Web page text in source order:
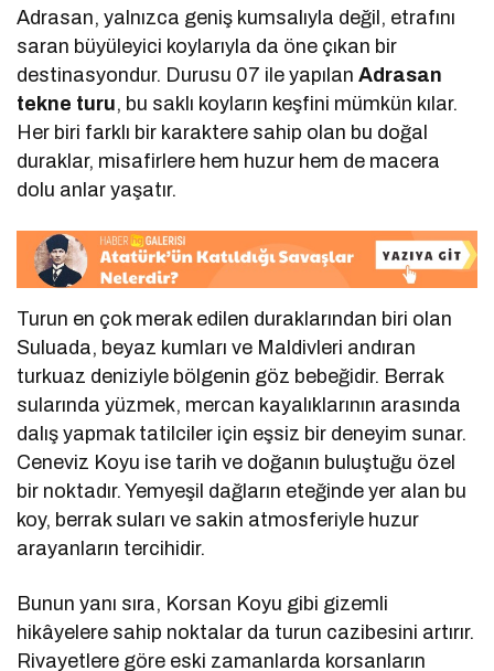
Adrasan, yalnızca geniş kumsalıyla değil, etrafını
saran büyüleyici koylarıyla da öne çıkan bir
destinasyondur. Durusu 07 ile yapılanAdrasan
tekne turu, bu saklı koyların keşfini mümkün kılar.
Her biri farklı bir karaktere sahip olan bu doğal
duraklar, misafirlere hem huzur hem de macera
dolu anlar yaşatır.
Turun en çok merak edilen duraklarından biri olan
Suluada, beyaz kumları ve Maldivleri andıran
turkuaz deniziyle bölgenin göz bebeğidir. Berrak
sularında yüzmek, mercan kayalıklarının arasında
dalış yapmak tatilciler için eşsiz bir deneyim sunar.
Ceneviz Koyu ise tarih ve doğanın buluştuğu özel
bir noktadır. Yemyeşil dağların eteğinde yer alan bu
koy, berrak suları ve sakin atmosferiyle huzur
arayanların tercihidir.
Bunun yanı sıra, Korsan Koyu gibi gizemli
hikâyelere sahip noktalar da turun cazibesini artırır.
Rivayetlere göre eski zamanlarda korsanların